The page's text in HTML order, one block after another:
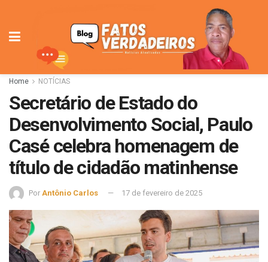
Home NOTÍCIAS
Secretário de Estado do
Desenvolvimento Social, Paulo
Casé celebra homenagem de
título de cidadão matinhense
Por Antônio Carlos 17 de fevereiro de 2025